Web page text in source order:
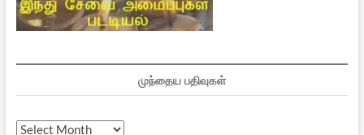
முந்தைய பதிவுகள்
முந்தைய